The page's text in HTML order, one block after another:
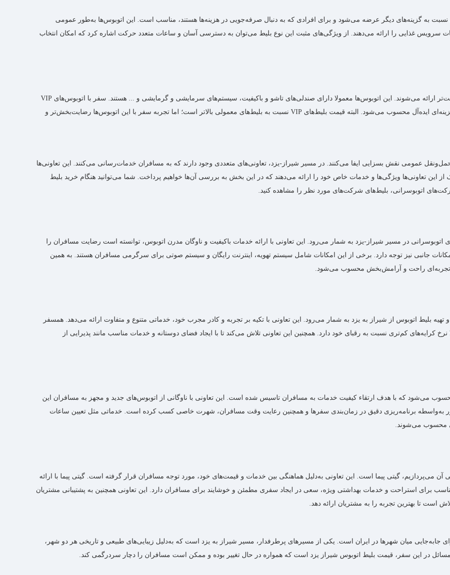
نسبت به گزینه‌های دیگر عرضه می‌شود و برای افرادی که به دنبال صرفه‌جویی در هزینه‌ها هستند، مناسب است. این اتوبوس‌ها به‌طور عمومی
سرویس غذایی را ارائه می‌دهند. از ویژگی‌های مثبت این نوع بلیط می‌توان به دسترسی آسان و ساعات متعدد حرکت اشاره کرد که امکان انتخاب
از سوی دیگر، بلیط‌های VIP به‌‌عنوان گزینه‌ای لوکس‌تر و راحت‌تر ارائه می‌شوند. این اتوبوس‌ها معمولا دارای صندلی‌های تاشو و باکیفیت، سیستم‌های سرمایشی و گرمایشی و ... هستند. سفر با اتوبوس‌های VIP
برای افرادی که به‌دنبال راحتی و آسودگی بیش‌تری هستند، گزینه‌ای ایده‌آل محسوب می‌شود. البته قیمت بلیط‌های VIP نسبت به بلیط‌های معمولی بالاتر است؛ اما تجربه سفر با این اتوبوس‌ها رضایت‌بخش‌تر و
عمومی نقش بسزایی ایفا می‌کنند. در مسیر شیراز-یزد، تعاونی‌های متعددی وجود دارند که به مسافران خدمات‌رسانی می‌کنند. این تعاونی‌ها
از این تعاونی‌ها ویژگی‌ها و خدمات خاص خود را ارائه می‌دهند که در این بخش به بررسی آن‌ها خواهیم پرداخت. شما می‌توانید هنگام خرید بلیط
اتوبوسرانی، بلیط‌های شرکت‌های مورد نظر را مشاهده کنید.
در مسیر شیراز-یزد به شمار می‌‌رود. این تعاونی با ارائه خدمات باکیفیت و ناوگان مدرن اتوبوس، توانسته است رضایت مسافران را
امکانات جانبی نیز توجه دارد. برخی از این امکانات شامل سیستم تهویه، اینترنت رایگان و سیستم صوتی برای سرگرمی مسافران هستند. به همین
تجربه‌ای راحت و آرامش‌بخش محسوب می‌شود.
بلیط اتوبوس از شیراز به یزد به شمار می‌رود. این تعاونی با تکیه بر تجربه و کادر مجرب خود، خدماتی متنوع و متفاوت ارائه می‌دهد. همسفر
کرایه‌های کم‌تری نسبت به رقبای خود دارد. همچنین این تعاونی تلاش می‌کند تا با ایجاد فضای دوستانه و خدمات مناسب مانند پذیرایی از
می‌شود که با هدف ارتقاء کیفیت خدمات به مسافران تاسیس شده است. این تعاونی با ناوگانی از اتوبوس‌های جدید و مجهز به مسافران این
نور به‌واسطه برنامه‌ریزی دقیق در زمان‌بندی سفرها و همچنین رعایت وقت مسافران، شهرت خاصی کسب کرده است. خدماتی مثل تعیین ساعات
محسوب می‌شوند.
آن می‌پردازیم، گیتی پیما است. این تعاونی به‌دلیل هماهنگی بین خدمات و قیمت‌های خود، مورد توجه مسافران قرار گرفته است. گیتی پیما با ارائه
برای استراحت و خدمات بهداشتی ویژه، سعی در ایجاد سفری مطمئن و خوشایند برای مسافران دارد. این تعاونی همچنین به پشتیبانی مشتریان
تا بهترین تجربه را به مشتریان ارائه دهد.
جابه‌جایی میان شهرها در ایران است. یکی از مسیرهای پرطرفدار، مسیر شیراز به یزد است که به‌دلیل زیبایی‌های طبیعی و تاریخی هر دو شهر،
مسائل در این سفر، قیمت بلیط اتوبوس شیراز یزد است که همواره در حال تغییر بوده و ممکن است مسافران را دچار سردرگمی کند.